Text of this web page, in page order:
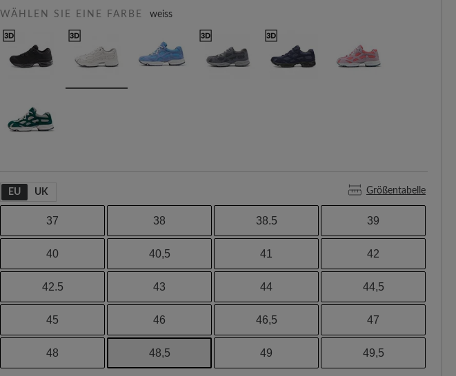
WÄHLEN SIE EINE FARBE weiss
EU UK Größentabelle
37 38 38.5 39
40 40,5 41 42
42.5 43 44 44,5
45 46 46,5 47
48 48,5 49 49,5